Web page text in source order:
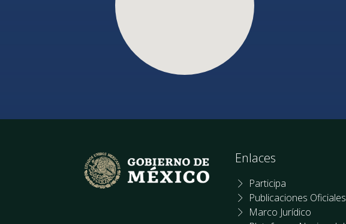
Enlaces
Participa
Publicaciones Oficiales
Marco Jurídico